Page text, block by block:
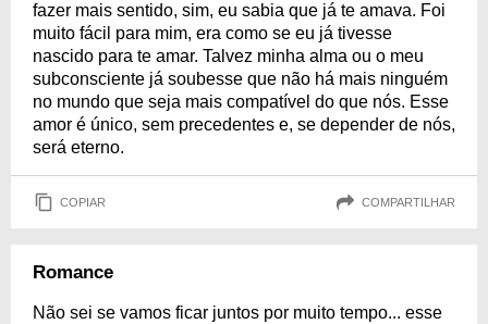
fazer mais sentido, sim, eu sabia que já te amava. Foi
muito fácil para mim, era como se eu já tivesse
nascido para te amar. Talvez minha alma ou o meu
subconsciente já soubesse que não há mais ninguém
no mundo que seja mais compatível do que nós. Esse
amor é único, sem precedentes e, se depender de nós,
será eterno.
COPIAR COMPARTILHAR
Romance
Não sei se vamos ficar juntos por muito tempo... esse